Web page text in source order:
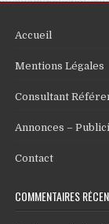
Accueil
Mentions Légales
Consultant
Annonces –
Contact
COMMENTAIRES